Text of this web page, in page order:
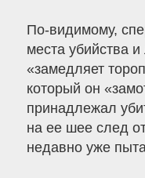
По-видимому,
места убийства
«замедляет
который он
принадлежал
на ее шее след
недавно уже